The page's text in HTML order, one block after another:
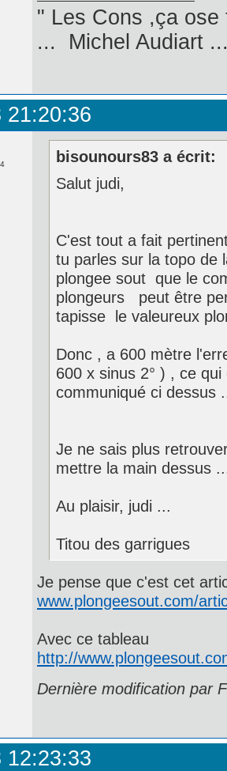
" Les Cons ,ça
... Michel Audiart
21:20:36
bisounours83 a écrit:
Salut judi,
C'est tout a fait
tu parles sur la topo de
plongee sout que le
plongeurs peut être
tapisse le valeureux
Donc , a 600 mètre
600 x sinus 2° ) , ce
communiqué ci dessus
Je ne sais plus
mettre la main dessus
Au plaisir, judi ...
Titou des garrigues
Je pense que c'est cet
www.plongeesout.com/
Avec ce tableau
http://
Dernière modification par
12:23:33